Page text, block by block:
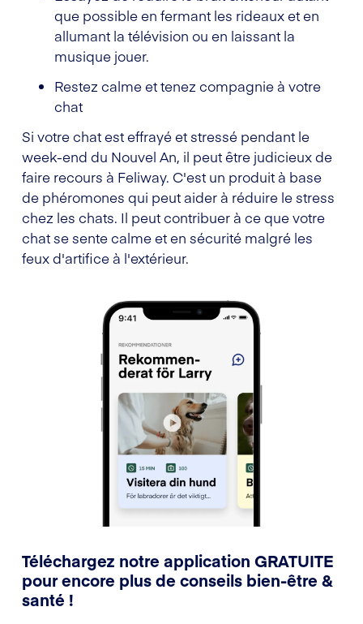
que possible en fermant les rideaux et en
allumant la télévision ou en laissant la
musique jouer.
Restez calme et tenez compagnie à votre
chat
Si votre chat est effrayé et stressé pendant le
week-end du Nouvel An, il peut être judicieux de
faire recours à Feliway. C'est un produit à base
de phéromones qui peut aider à réduire le stress
chez les chats. Il peut contribuer à ce que votre
chat se sente calme et en sécurité malgré les
feux d'artifice à l'extérieur.
Téléchargez notre application GRATUITE
pour encore plus de conseils bien-être &
santé !